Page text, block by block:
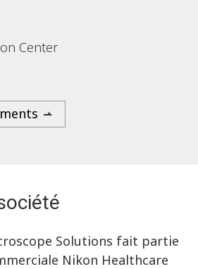
Center
Solutions fait partie
Nikon Healthcare